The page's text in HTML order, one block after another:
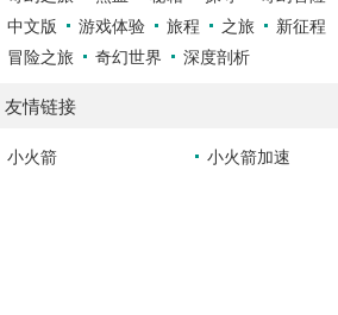
中文版
游戏体验 旅程 之旅
新征程
冒险之旅
奇幻世界 深度剖析
友情链接
小火箭 小火箭加速